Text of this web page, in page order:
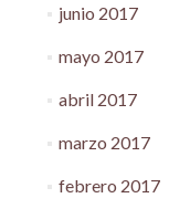
junio 2017
mayo 2017
abril 2017
marzo 2017
febrero 2017